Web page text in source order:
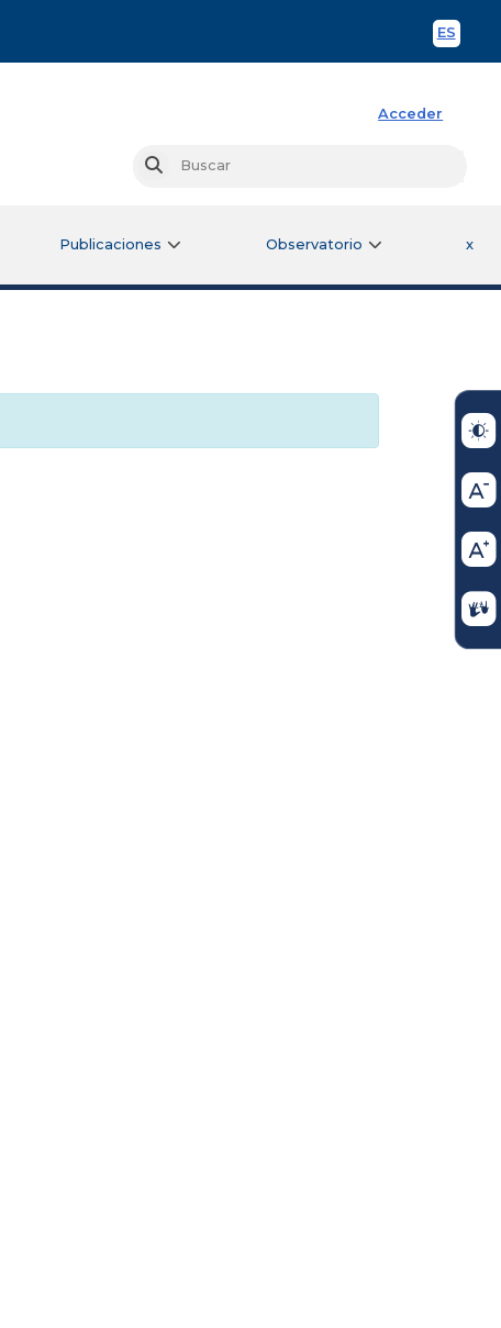
ES
Acceder
Buscar
Publicaciones Observatorio x